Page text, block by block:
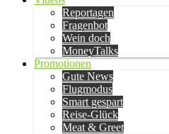
Reportagen
Fragenbot
Wein doch
MoneyTalks
Promotionen
Gute News
Flugmodus
Smart gespart
Reise-Glück
Meat & Greet